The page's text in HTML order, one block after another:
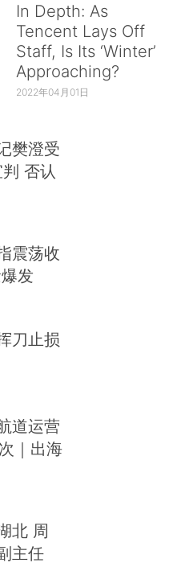
In Depth: As
Tencent Lays Off
Staff, Is Its ‘Winter’
Approaching?
2022年04月01日
樊澄受
否认
震荡收
发
刀止损
道运营
｜出海
北 周
主任